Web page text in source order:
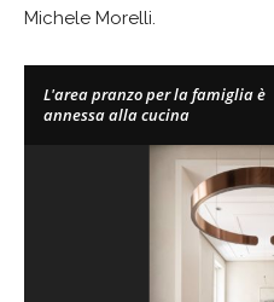
Michele Morelli.
L'area pranzo per la famiglia è
annessa alla cucina